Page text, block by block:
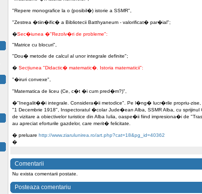
"Repere monografice la o (posibil�) istorie a SSMR",
"Zestrea �tiin�ific� a Bibliotecii Batthyaneum - valorificat� par�ial";
�Sec�iunea �"Rezolv�ri de probleme":
"Matrice cu blocuri",
"Dou� metode de calcul al unor integrale definite";
� Secțiunea "Didactic� matematic�. Istoria matematicii":
"�iruri convexe",
"Matematica de liceu (Ce, c�t �i cum pred�m?)",
�"Inegalit��i integrale. Considera�ii metodice". Pe l�ng� lucr�rile propriu-zise,
"1 Decembrie 1918", Inspectoratul �colar Jude�ean Alba, SSMR Alba, cu
de vizitare a obiectivelor turistice din Alba Iulia, oaspe�ii fiind impresiona�i de
au apreciat eforturile gazdelor, care merit� felicitate.
� preluare http://www.ziarulunirea.ro/art.php?cat=18&pg_id=40362
�
Comentarii
Nu exista comentarii postate.
Posteaza comentariu